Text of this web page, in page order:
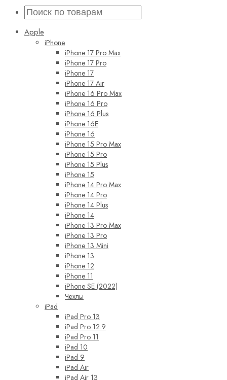
Apple
iPhone
iPhone 17 Pro Max
iPhone 17 Pro
iPhone 17
iPhone 17 Air
iPhone 16 Pro Max
iPhone 16 Pro
iPhone 16 Plus
iPhone 16E
iPhone 16
iPhone 15 Pro Max
iPhone 15 Pro
iPhone 15 Plus
iPhone 15
iPhone 14 Pro Max
iPhone 14 Pro
iPhone 14 Plus
iPhone 14
iPhone 13 Pro Max
iPhone 13 Pro
iPhone 13 Mini
iPhone 13
iPhone 12
iPhone 11
iPhone SE (2022)
Чехлы
iPad
iPad Pro 13
iPad Pro 12.9
iPad Pro 11
iPad 10
iPad 9
iPad Air
iPad Air 13